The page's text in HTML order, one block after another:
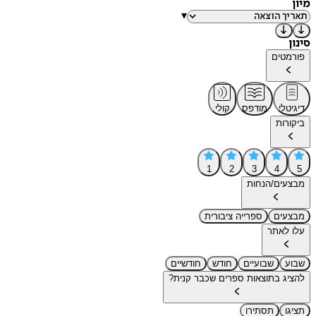
מיון
▾
סינון
פורמטים
דיגיטלי מודפס
קולי
ביקורות
5
4
3
2
1
מבצעים/הנחות
מבצעים
ספרייה ציבורית
עלו לאתר
שבוע שבועיים חודש
חודשיים
להציג בתוצאות ספרים שכבר קנית?
תציגו תסתירו